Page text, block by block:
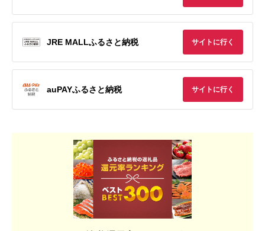
JRE MALLふるさと納税 サイトに行く
auPAYふるさと納税 サイトに行く